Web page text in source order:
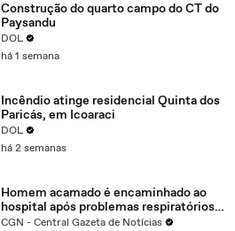
Construção do quarto campo do CT do
Paysandu
DOL
há 1 semana
Incêndio atinge residencial Quinta dos
Paricás, em Icoaraci
DOL
há 2 semanas
Homem acamado é encaminhado ao
hospital após problemas respiratórios
em Cascavel
CGN - Central Gazeta de Notícias